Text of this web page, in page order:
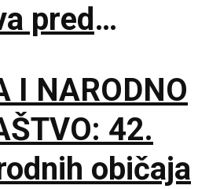
pred
I NARODNO
42.
običaja